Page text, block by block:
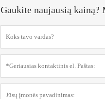
Gaukite naujausią kainą?